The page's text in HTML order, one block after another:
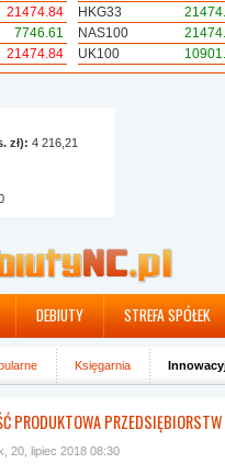
21474.84
7746.61
21474.84
HKG33
NAS100
UK100
zł): 4 216,21
DEBIUTY STREFA SPÓŁEK
Księgarnia
PRODUKTOWA PRZEDSIĘBIORSTW
20, lipiec 2018 08:30